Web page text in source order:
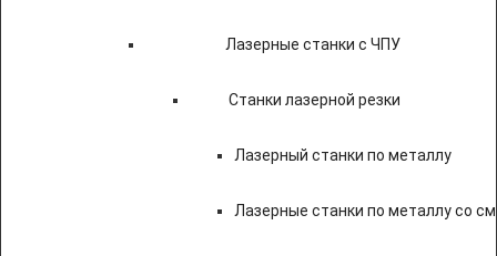
Лазерные станки с ЧПУ
Станки лазерной резки
Лазерный станки по металлу
Лазерные станки по металлу со